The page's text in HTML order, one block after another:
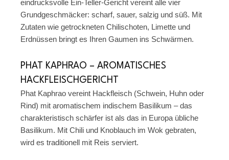
eindrucksvolle Ein-Teller-Gericht vereint alle vier
Grundgeschmäcker: scharf, sauer, salzig und süß. Mit
Zutaten wie getrockneten Chilischoten, Limette und
Erdnüssen bringt es Ihren Gaumen ins Schwärmen.
PHAT KAPHRAO – AROMATISCHES
HACKFLEISCHGERICHT
Phat Kaphrao vereint Hackfleisch (Schwein, Huhn oder
Rind) mit aromatischem indischem Basilikum – das
charakteristisch schärfer ist als das in Europa übliche
Basilikum. Mit Chili und Knoblauch im Wok gebraten,
wird es traditionell mit Reis serviert.